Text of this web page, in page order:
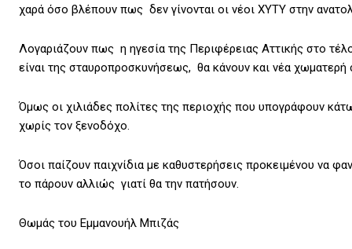
χαρά όσο βλέπουν πως δεν γίνονται οι νέοι ΧΥΤΥ στην
Λογαριάζουν πως η ηγεσία της Περιφέρειας Αττικής στο
είναι της σταυροπροσκυνήσεως, θα κάνουν και νέα χωματερή
Όμως οι χιλιάδες πολίτες της περιοχής που υπογράφουν
χωρίς τον ξενοδόχο.
Όσοι παίζουν παιχνίδια με καθυστερήσεις προκειμένου να
το πάρουν αλλιώς γιατί θα την πατήσουν.
Θωμάς του Εμμανουήλ Μπιζάς